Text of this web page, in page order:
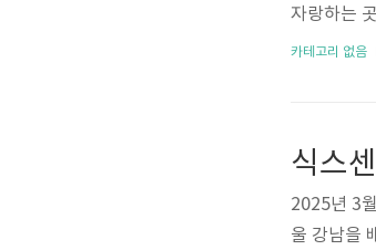
자랑하는
적인 분위
한 오징어
카테고리 없음
식스
2025년 3
울 강남을